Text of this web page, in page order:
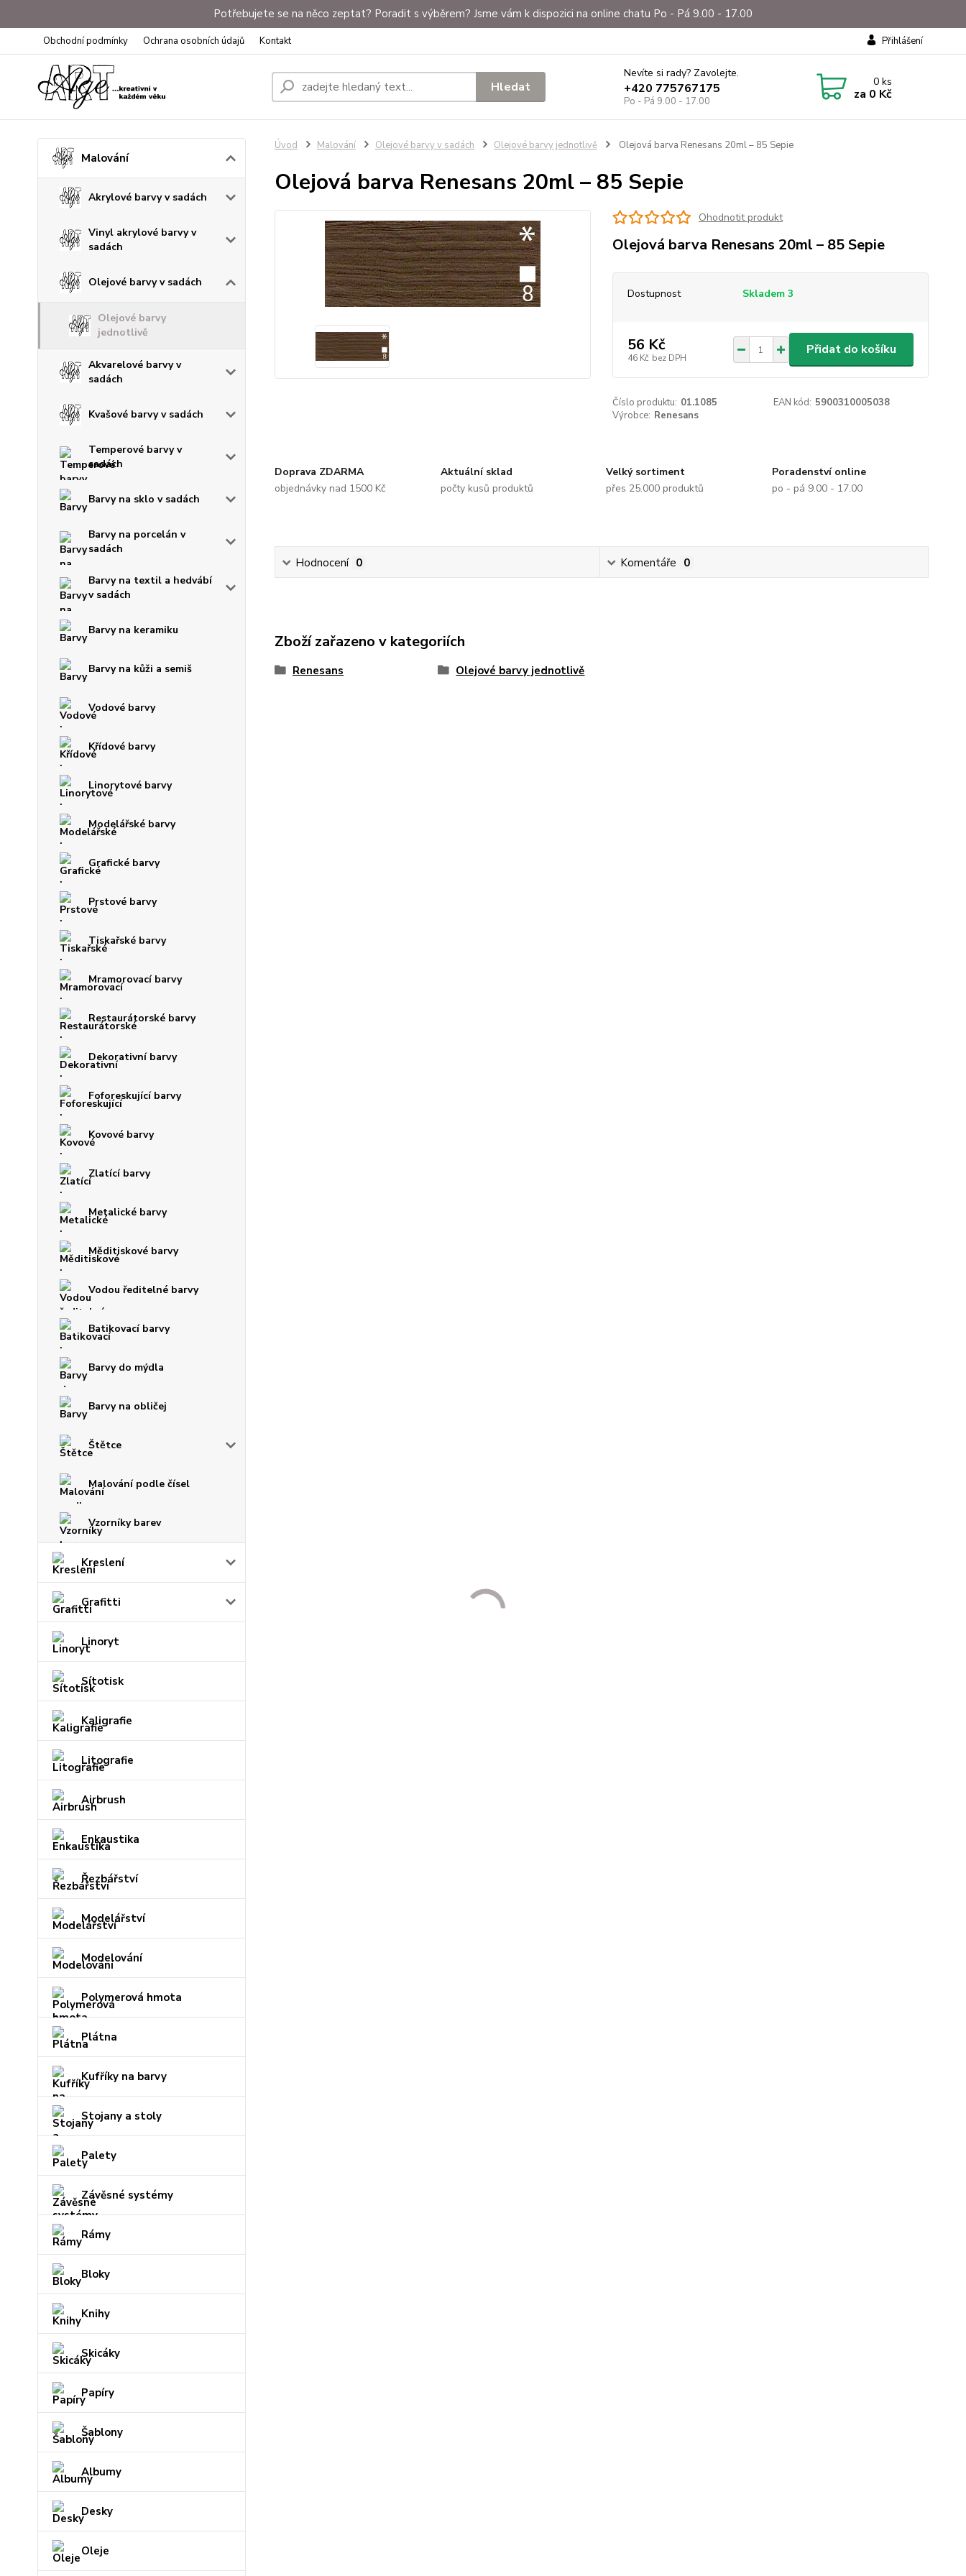
Potřebujete se na něco zeptat? Poradit s výběrem? Jsme vám k dispozici na online chatu Po - Pá 9.00 - 17.00
Obchodní podmínky Ochrana osobních údajů Kontakt Přihlášení
Hledat
Nevíte si rady? Zavolejte.
+420 775767175
Po - Pá 9.00 - 17.00
0ks
za 0 Kč
Malování
Akrylové barvy v sadách
Vinyl akrylové barvy v
sadách
Olejové barvy v sadách
Olejové barvy
jednotlivě
Akvarelové barvy v
sadách
Kvašové barvy v sadách
Temperové barvy v
sadách
Barvy na sklo v sadách
Barvy na porcelán v
sadách
Barvy na textil a hedvábí
v sadách
Barvy na keramiku
Barvy na kůži a semiš
Vodové barvy
Křídové barvy
Linorytové barvy
Modelářské barvy
Grafické barvy
Prstové barvy
Tiskařské barvy
Mramorovací barvy
Restaurátorské barvy
Dekorativní barvy
Foforeskující barvy
Kovové barvy
Zlatící barvy
Metalické barvy
Měditiskové barvy
Vodou ředitelné barvy
Batikovací barvy
Barvy do mýdla
Barvy na obličej
Štětce
Malování podle čísel
Vzorníky barev
Kreslení
Grafitti
Linoryt
Sítotisk
Kaligrafie
Litografie
Airbrush
Enkaustika
Řezbářství
Modelářství
Modelování
Polymerová hmota
Plátna
Kufříky na barvy
Stojany a stoly
Palety
Závěsné systémy
Rámy
Bloky
Knihy
Skicáky
Papíry
Šablony
Albumy
Desky
Oleje
Úvod Malování Olejové barvy v sadách Olejové barvy jednotlivě Olejová barva Renesans 20ml – 85 Sepie
Olejová barva Renesans 20ml – 85 Sepie
Ohodnotit produkt
Olejová barva Renesans 20ml – 85 Sepie
Dostupnost Skladem 3
56 Kč
46 Kč bez DPH
Přidat do košíku
Číslo produktu: 01.1085 EAN kód: 5900310005038
Výrobce: Renesans
Doprava ZDARMA
objednávky nad 1500 Kč
Aktuální sklad
počty kusů produktů
Velký sortiment
přes 25.000 produktů
Poradenství online
po - pá 9.00 - 17.00
Hodnocení 0 Komentáře 0
Zboží zařazeno v kategoriích
Renesans Olejové barvy jednotlivě